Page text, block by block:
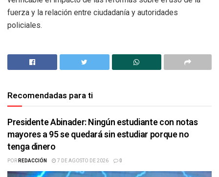
fuerza y la relación entre ciudadanía y autoridades
policiales.
Recomendadas para ti
Presidente Abinader: Ningún estudiante con notas
mayores a 95 se quedará sin estudiar porque no
tenga dinero
PORREDACCIÓN 7 DE AGOSTO DE 2026 0